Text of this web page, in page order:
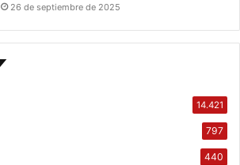
26 de septiembre de 2025
14.421
797
440